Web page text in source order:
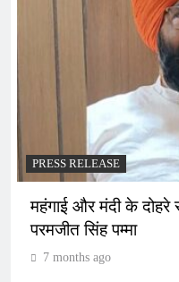
PRESS RELEASE
महंगाई और मंदी के दोहरे
परमजीत सिंह पम्मा
7 months ago